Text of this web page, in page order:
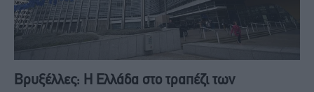
Βρυξέλλες: Η Ελλάδα στο τραπέζι των